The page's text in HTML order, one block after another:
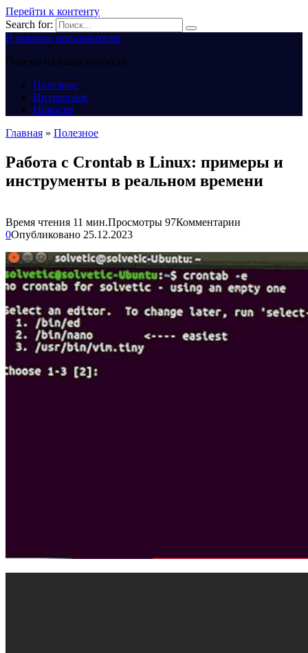
Перейти к контенту
Search for:
В помощь пользователю
Ответы на ваши вопросы
Полезное
Интересное
Новости
Главная » Полезное
Работа с Crontab в Linux: примеры и
инструменты в реальном времени
Время чтения 11 мин.Просмотры 97Комментарии
0Опубликовано 25.12.2023